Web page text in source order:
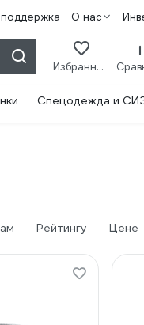
О нас
Избранное
Спецодежда и
Рейтингу Цене